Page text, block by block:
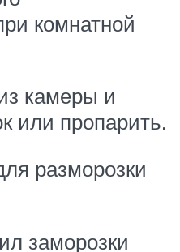
комнатной
камеры и
или пропарить.
разморозки
заморозки